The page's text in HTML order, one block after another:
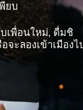
ยบ
เพื่อนใหม่, ดื่มชิ
ะลองเข้าเมืองไ